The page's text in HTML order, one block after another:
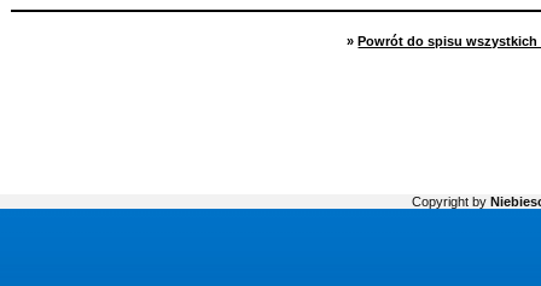
» Powrót do spisu wszystkich
Copyright by